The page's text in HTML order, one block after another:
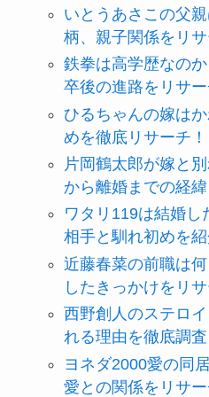
いとうあさこの父
柄、親子関係をリサ
鉄拳は高学歴なの
卒後の進路をリサー
ひるちゃんの嫁は
めを徹底リサーチ！
片岡鶴太郎が嫁と
から離婚までの経緯
ワタリ119は結婚し
相手と馴れ初めを紹
近藤春菜の前職は
したきっかけをリサ
西野創人のステロ
れる理由を徹底調査
ヨネダ2000愛の同
愛との関係をリサー